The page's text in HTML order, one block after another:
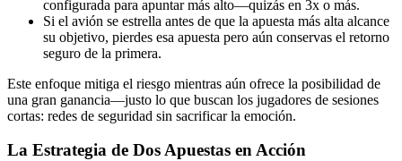
configurada para apuntar más alto—quizás en 3x o más.
Si el avión se estrella antes de que la apuesta más alta alcance
su objetivo, pierdes esa apuesta pero aún conservas el retorno
seguro de la primera.
Este enfoque mitiga el riesgo mientras aún ofrece la posibilidad de
una gran ganancia—justo lo que buscan los jugadores de sesiones
cortas: redes de seguridad sin sacrificar la emoción.
La Estrategia de Dos Apuestas en Acción